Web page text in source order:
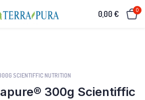
0,00€ 0
SCIENTIFFIC NUTRITION
300g Scientiffic